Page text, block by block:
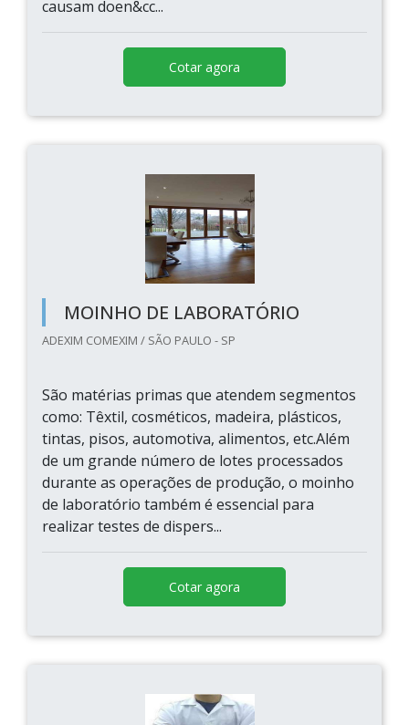
causam doen&cc...
Cotar agora
MOINHO DE LABORATÓRIO
ADEXIM COMEXIM / SÃO PAULO - SP
São matérias primas que atendem segmentos
como: Têxtil, cosméticos, madeira, plásticos,
tintas, pisos, automotiva, alimentos, etc.Além
de um grande número de lotes processados
durante as operações de produção, o moinho
de laboratório também é essencial para
realizar testes de dispers...
Cotar agora